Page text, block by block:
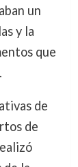
un
y la
que
de
de